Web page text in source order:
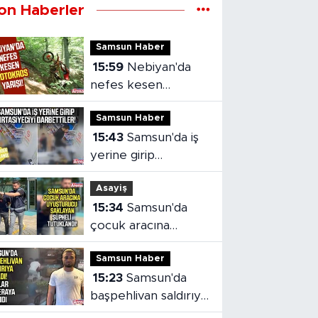
Haberler
Samsun Haber
15:59
nefes kesen
motokros yarışı!
Samsun Haber
15:43 Samsun'da iş
yerine girip
kırtasiyeciyi
darbettiler!
Asayiş
15:34 Samsun'da
çocuk aracına
uyuşturucu saklayan
şüpheli tutuklandı
Samsun Haber
15:23 Samsun'da
başpehlivan saldırıya
uğradı!